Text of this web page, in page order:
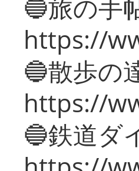
🔵旅の手
https://
🔵散歩の
https://
🔵鉄道ダ